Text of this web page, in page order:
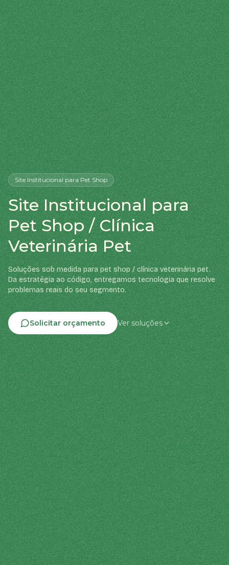
Site Institucional para Pet Shop
Site Institucional para
Pet Shop / Clínica
Veterinária Pet
Soluções sob medida para pet shop / clínica veterinária pet.
Da estratégia ao código, entregamos tecnologia que resolve
problemas reais do seu segmento.
Solicitar orçamento Ver soluções